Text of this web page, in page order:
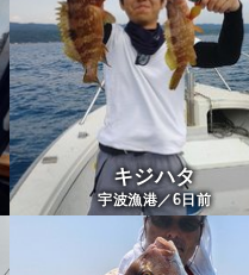
キジハタ
宇波漁港／6日前